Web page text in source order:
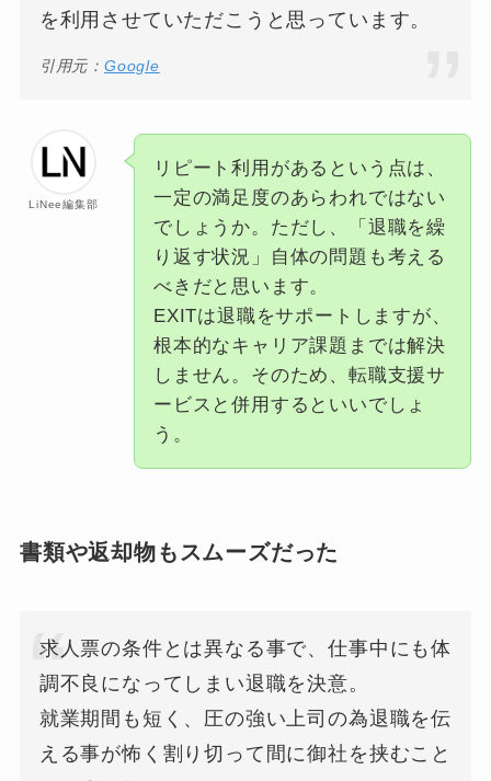
を利用させていただこうと思っています。
引用元：Google
LiNee編集部
リピート利用があるという点は、
一定の満足度のあらわれではない
でしょうか。ただし、「退職を繰
り返す状況」自体の問題も考える
べきだと思います。
EXITは退職をサポートしますが、
根本的なキャリア課題までは解決
しません。そのため、転職支援サ
ービスと併用するといいでしょ
う。
書類や返却物もスムーズだった
求人票の条件とは異なる事で、仕事中にも体
調不良になってしまい退職を決意。
就業期間も短く、圧の強い上司の為退職を伝
える事が怖く割り切って間に御社を挟むこと